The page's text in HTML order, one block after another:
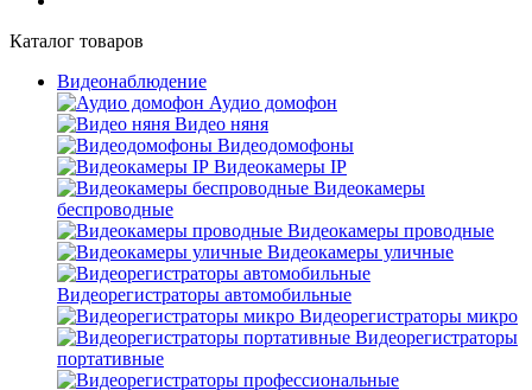
Каталог товаров
Видеонаблюдение
Аудио домофон
Видео няня
Видеодомофоны
Видеокамеры IP
Видеокамеры
беспроводные
Видеокамеры проводные
Видеокамеры уличные
Видеорегистраторы автомобильные
Видеорегистраторы микро
Видеорегистраторы
портативные